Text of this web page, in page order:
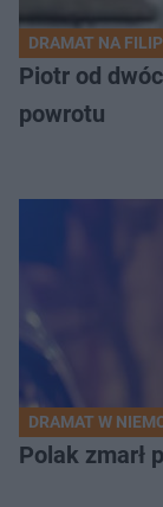
DRAMAT NA
Piotr od
powrotu
DRAMAT W
Polak zmarł